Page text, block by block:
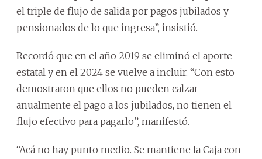
el triple de flujo de salida por pagos jubilados y
pensionados de lo que ingresa”, insistió.
Recordó que en el año 2019 se eliminó el aporte
estatal y en el 2024 se vuelve a incluir. “Con esto
demostraron que ellos no pueden calzar
anualmente el pago a los jubilados, no tienen el
flujo efectivo para pagarlo”, manifestó.
“Acá no hay punto medio. Se mantiene la Caja con